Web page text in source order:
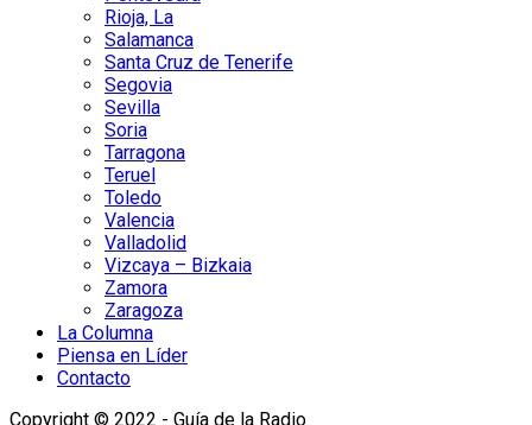
Rioja, La
Salamanca
Santa Cruz de Tenerife
Segovia
Sevilla
Soria
Tarragona
Teruel
Toledo
Valencia
Valladolid
Vizcaya – Bizkaia
Zamora
Zaragoza
La Columna
Piensa en Líder
Contacto
Copyright © 2022 - Guía de la Radio